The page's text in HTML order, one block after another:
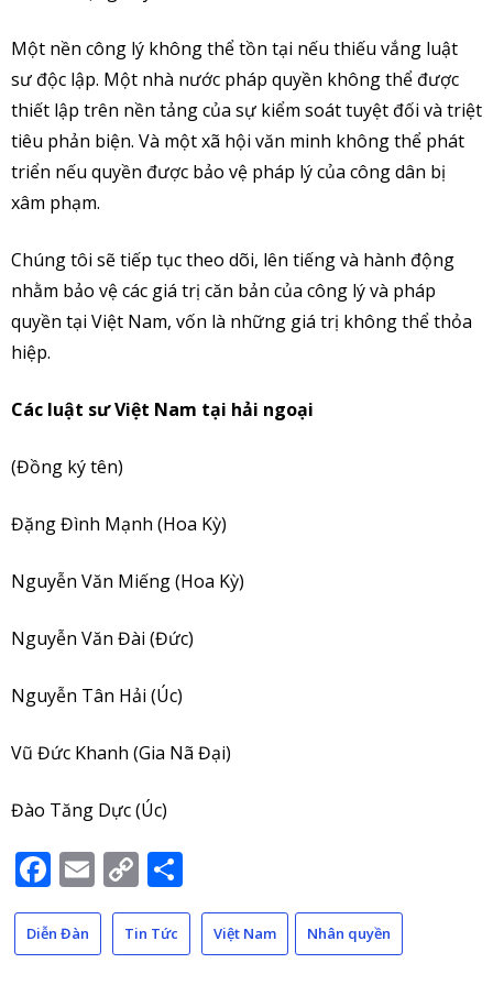
Một nền công lý không thể tồn tại nếu thiếu vắng luật
sư độc lập. Một nhà nước pháp quyền không thể được
thiết lập trên nền tảng của sự kiểm soát tuyệt đối và triệt
tiêu phản biện. Và một xã hội văn minh không thể phát
triển nếu quyền được bảo vệ pháp lý của công dân bị
xâm phạm.
Chúng tôi sẽ tiếp tục theo dõi, lên tiếng và hành động
nhằm bảo vệ các giá trị căn bản của công lý và pháp
quyền tại Việt Nam, vốn là những giá trị không thể thỏa
hiệp.
Các luật sư Việt Nam tại hải ngoại
(Đồng ký tên)
Đặng Đình Mạnh (Hoa Kỳ)
Nguyễn Văn Miếng (Hoa Kỳ)
Nguyễn Văn Đài (Đức)
Nguyễn Tân Hải (Úc)
Vũ Đức Khanh (Gia Nã Đại)
Đào Tăng Dực (Úc)
Facebook
Email
Copy
Link
Diễn Đàn Tin Tức Việt Nam Nhân quyền